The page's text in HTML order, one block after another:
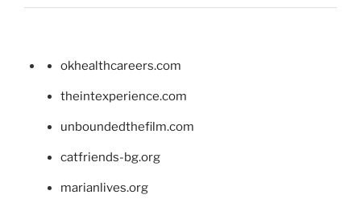
okhealthcareers.com
theintexperience.com
unboundedthefilm.com
catfriends-bg.org
marianlives.org